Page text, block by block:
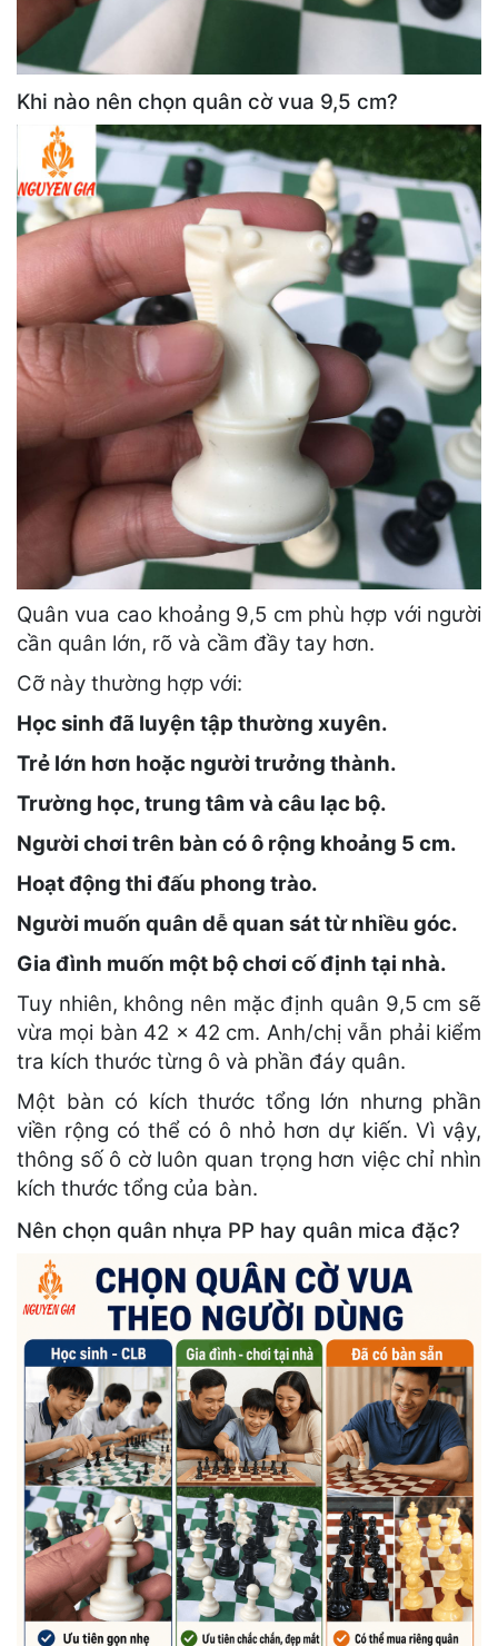
Khi nào nên chọn quân cờ vua 9,5 cm?
Quân vua cao khoảng 9,5 cm phù hợp với người
cần quân lớn, rõ và cầm đầy tay hơn.
Cỡ này thường hợp với:
Học sinh đã luyện tập thường xuyên.
Trẻ lớn hơn hoặc người trưởng thành.
Trường học, trung tâm và câu lạc bộ.
Người chơi trên bàn có ô rộng khoảng 5 cm.
Hoạt động thi đấu phong trào.
Người muốn quân dễ quan sát từ nhiều góc.
Gia đình muốn một bộ chơi cố định tại nhà.
Tuy nhiên, không nên mặc định quân 9,5 cm sẽ
vừa mọi bàn 42 × 42 cm. Anh/chị vẫn phải kiểm
tra kích thước từng ô và phần đáy quân.
Một bàn có kích thước tổng lớn nhưng phần
viền rộng có thể có ô nhỏ hơn dự kiến. Vì vậy,
thông số ô cờ luôn quan trọng hơn việc chỉ nhìn
kích thước tổng của bàn.
Nên chọn quân nhựa PP hay quân mica đặc?